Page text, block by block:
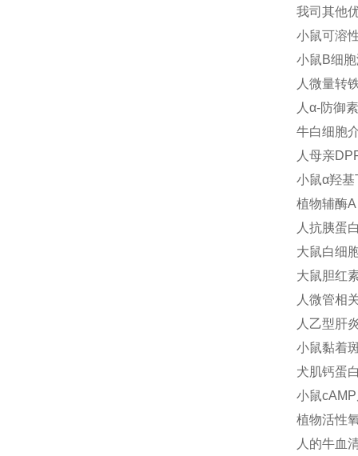
我司其他
小鼠可溶
小鼠B细
人微量转
人α-防御
牛白细胞
人母亲
小鼠α羟
植物辅酶
人抗胰蛋
大鼠白细
大鼠胆红
人微管相
人乙型肝
小鼠黏着
犬肌钙蛋
小鼠
植物活性
人的牛血